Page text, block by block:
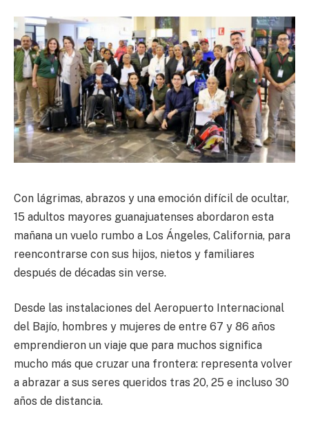
Con lágrimas, abrazos y una emoción difícil de ocultar,
15 adultos mayores guanajuatenses abordaron esta
mañana un vuelo rumbo a Los Ángeles, California, para
reencontrarse con sus hijos, nietos y familiares
después de décadas sin verse.
Desde las instalaciones del Aeropuerto Internacional
del Bajío, hombres y mujeres de entre 67 y 86 años
emprendieron un viaje que para muchos significa
mucho más que cruzar una frontera: representa volver
a abrazar a sus seres queridos tras 20, 25 e incluso 30
años de distancia.